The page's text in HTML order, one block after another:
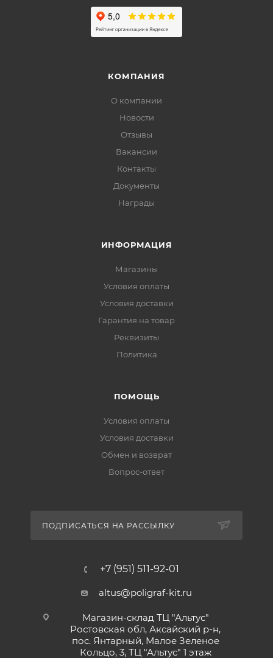
КОМПАНИЯ
О компании
Новости
Отзывы
Вакансии
Контакты
Документы
Награды
ИНФОРМАЦИЯ
Магазины
Условия оплаты
Условия доставки
Гарантия на товар
Реквизиты
Политика
ПОМОЩЬ
Условия оплаты
Условия доставки
Обмен и возврат
Вопрос-ответ
ПОДПИСАТЬСЯ НА РАССЫЛКУ
+7 (951) 511-92-01
altus@poligraf-kit.ru
Магазин-склад ТЦ "Альтус"
Ростовская обл, Аксайский р-н,
пос. Янтарный, Малое Зеленое
Кольцо, 3, ТЦ "Альтус" 1 этаж